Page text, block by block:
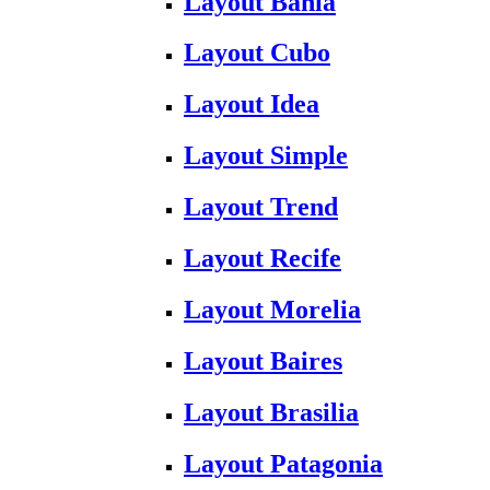
Layout Cubo
Layout Idea
Layout Simple
Layout Trend
Layout Recife
Layout Morelia
Layout Baires
Layout Brasilia
Layout Patagonia